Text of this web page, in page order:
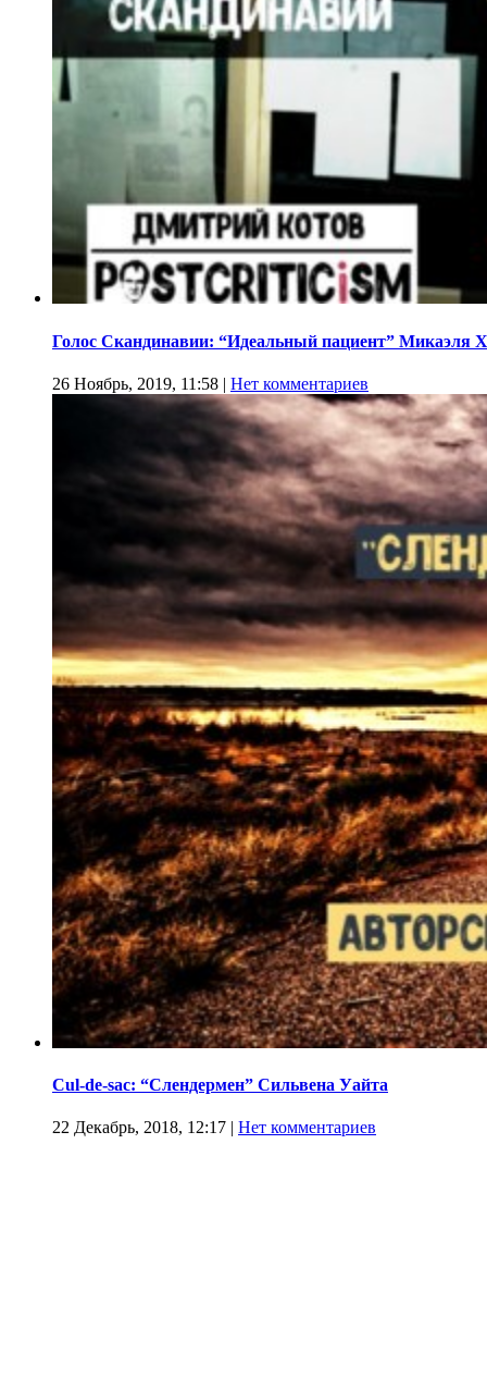
Голос Скандинавии: “Идеальный пациент” Микаэля
26 Ноябрь, 2019, 11:58 | Нет комментариев
Cul-de-sac: “Слендермен” Сильвена Уайта
22 Декабрь, 2018, 12:17 | Нет комментариев